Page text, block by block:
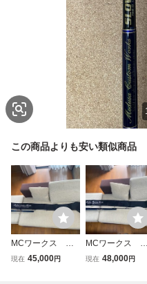
この商品よりも安い類似商品
MCワークス ス
ローハンド817TS
現在 45,000円
MCワークス ス
ローハンド758TS
現在 48,000円